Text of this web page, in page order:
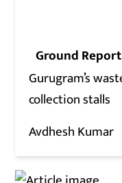
Ground Report
Gurugram’s
collection stalls
Avdhesh Kumar